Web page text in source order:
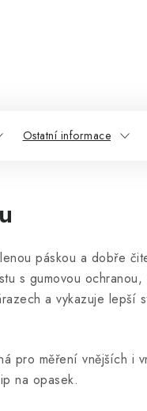
Ostatní informace
páskou a dobře
s gumovou
a vykazuje lepší
pro měření vnějších i
na opasek.